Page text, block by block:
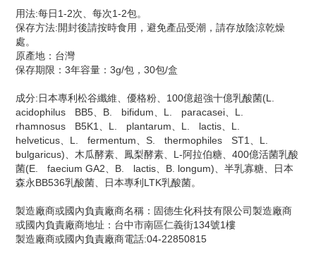
用法:每日1-2次、每次1-2包。
保存方法:開封後請按時食用，避免產品受潮，請存放陰涼乾燥
處。
原產地：台灣
保存期限：3年容量：3g/包，30包/盒
成分:日本專利松谷纖維、優格粉、100億超強十億乳酸菌(L.ﾠ
acidophilusﾠBB5、B.ﾠbifidum、L.ﾠparacasei、L.ﾠ
rhamnosusﾠB5K1、L.ﾠplantarum、L.ﾠlactis、L.ﾠ
helveticus、L.ﾠfermentum、S.ﾠthermophilesﾠST1、L.ﾠ
bulgaricus)、木瓜酵素、鳳梨酵素、L-阿拉伯糖、400億活菌乳酸
菌(E.ﾠfaecium GA2、B.ﾠlactis、B. longum)、半乳寡糖、日本
森永BB536乳酸菌、日本專利LTK乳酸菌。
製造廠商或國內負責廠商名稱：固德生化科技有限公司製造廠商
或國內負責廠商地址：台中市南區仁義街134號1樓
製造廠商或國內負責廠商電話:04-22850815